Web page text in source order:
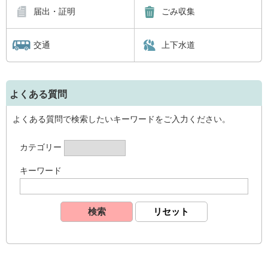
届出・証明 ごみ収集
交通 上下水道
よくある質問
よくある質問で検索したいキーワードをご入力ください。
カテゴリー
キーワード